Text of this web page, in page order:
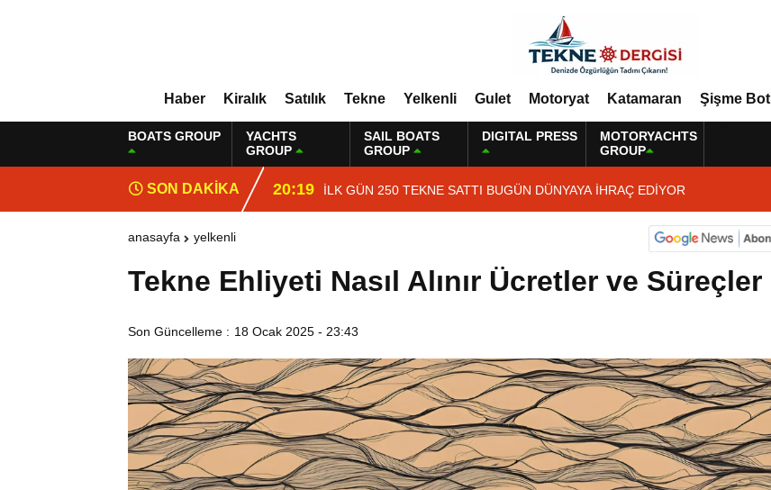
Haber Kiralık Satılık Tekne Yelkenli Gulet Motoryat Katamaran Şişme Bot
BOATS GROUP
YACHTS
GROUP
SAIL BOATS
GROUP
DIGITAL PRESS
MOTORYACHTS
GROUP
SON DAKİKA 20:19 İLK GÜN 250 TEKNE SATTI BUGÜN DÜNYAYA İHRAÇ EDİYOR
anasayfa yelkenli
Tekne Ehliyeti Nasıl Alınır Ücretler ve Süreçler
Son Güncelleme : 18 Ocak 2025 - 23:43